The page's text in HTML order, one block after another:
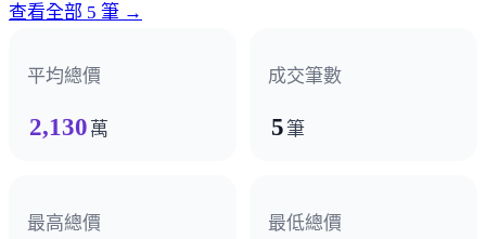
查看全部 5 筆 →
平均總價
2,130 萬
成交筆數
5筆
最高總價 最低總價